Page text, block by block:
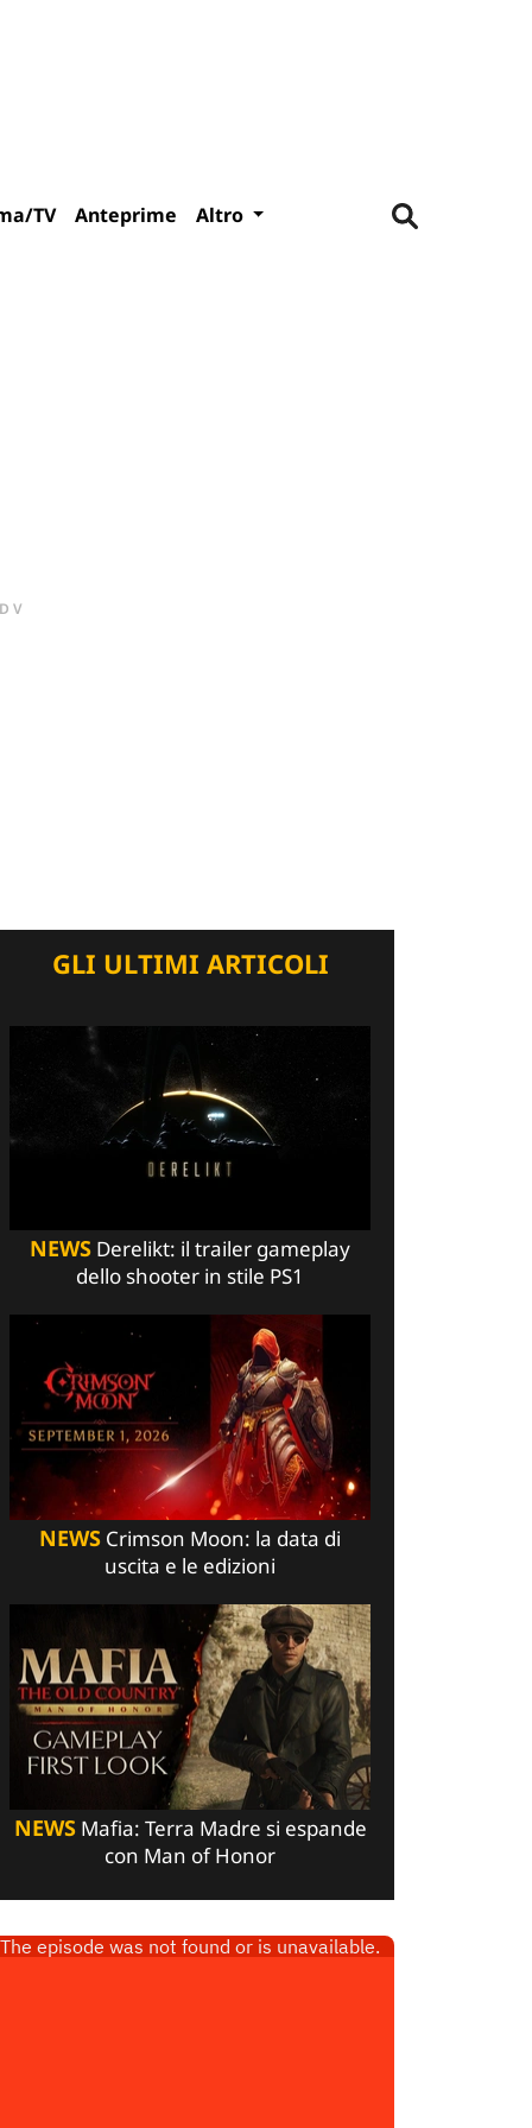
TV Anteprime Altro
GLI ULTIMI ARTICOLI
NEWS Derelikt: il trailer gameplay
dello shooter in stile PS1
NEWS Crimson Moon: la data di
uscita e le edizioni
NEWSMafia: Terra Madre si espande
con Man of Honor